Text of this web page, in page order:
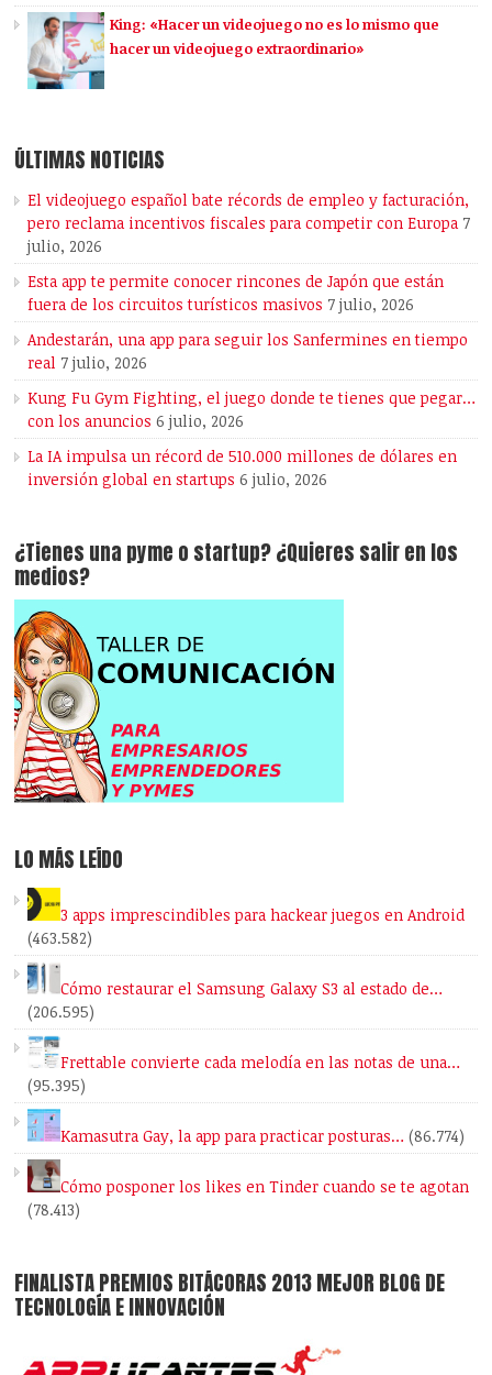
King: «Hacer un videojuego no es lo mismo que
hacer un videojuego extraordinario»
ÚLTIMAS NOTICIAS
El videojuego español bate récords de empleo y facturación,
pero reclama incentivos fiscales para competir con Europa 7
julio, 2026
Esta app te permite conocer rincones de Japón que están
fuera de los circuitos turísticos masivos 7 julio, 2026
Andestarán, una app para seguir los Sanfermines en tiempo
real 7 julio, 2026
Kung Fu Gym Fighting, el juego donde te tienes que pegar…
con los anuncios 6 julio, 2026
La IA impulsa un récord de 510.000 millones de dólares en
inversión global en startups 6 julio, 2026
¿Tienes una pyme o startup? ¿Quieres salir en los
medios?
LO MÁS LEÍDO
3 apps imprescindibles para hackear juegos en Android
(463.582)
Cómo restaurar el Samsung Galaxy S3 al estado de…
(206.595)
Frettable convierte cada melodía en las notas de una…
(95.395)
Kamasutra Gay, la app para practicar posturas… (86.774)
Cómo posponer los likes en Tinder cuando se te agotan
(78.413)
FINALISTA PREMIOS BITÁCORAS 2013 MEJOR BLOG DE
TECNOLOGÍA E INNOVACIÓN